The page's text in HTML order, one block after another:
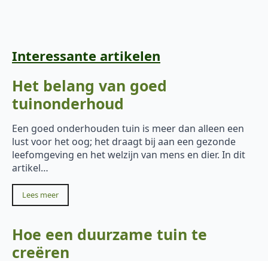
Interessante artikelen
Het belang van goed
tuinonderhoud
Een goed onderhouden tuin is meer dan alleen een
lust voor het oog; het draagt bij aan een gezonde
leefomgeving en het welzijn van mens en dier. In dit
artikel…
Lees meer
Hoe een duurzame tuin te
creëren